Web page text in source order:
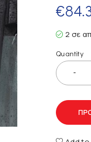
€
2 σε
Quantity